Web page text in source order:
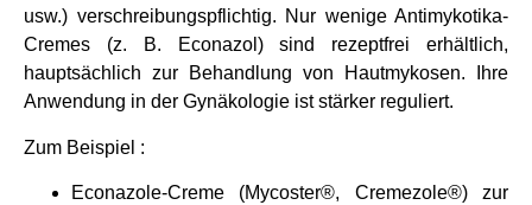
usw.) verschreibungspflichtig. Nur wenige Antimykotika-
Cremes (z. B. Econazol) sind rezeptfrei erhältlich,
hauptsächlich zur Behandlung von Hautmykosen. Ihre
Anwendung in der Gynäkologie ist stärker reguliert.
Zum Beispiel :
Econazole-Creme (Mycoster®, Cremezole®) zur